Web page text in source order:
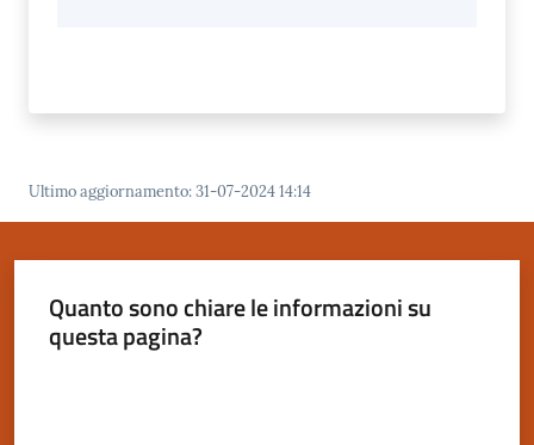
Ultimo aggiornamento:31-07-2024 14:14
Quanto sono chiare le informazioni su
questa pagina?